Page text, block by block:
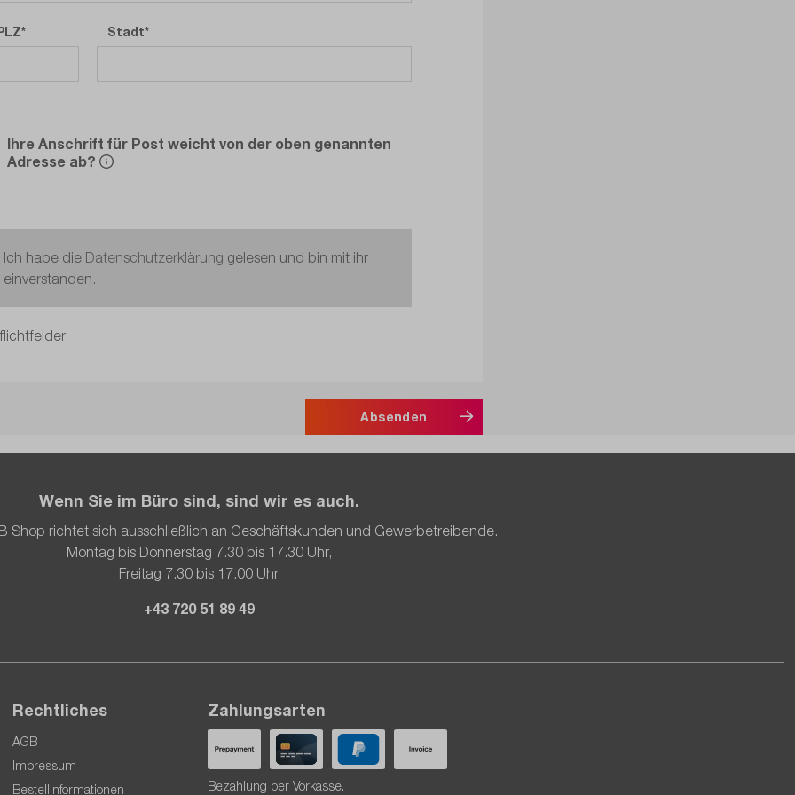
Stadt
Ihre Anschrift für Post weicht von der oben genannten
Adresse ab?
Ich habe die Datenschutzerklärung gelesen und bin mit ihr
einverstanden.
Absenden
Wenn Sie im Büro sind, sind wir es auch.
Shop richtet sich ausschließlich an Geschäftskunden und Gewerbetreibende.
Montag bis Donnerstag 7.30 bis 17.30 Uhr,
Freitag 7.30 bis 17.00 Uhr
+43 720 51 89 49
Rechtliches
AGB
Impressum
Bestellinformationen
Zahlungsarten
Bezahlung per Vorkasse.